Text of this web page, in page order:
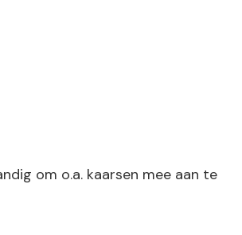
om o.a. kaarsen mee aan te